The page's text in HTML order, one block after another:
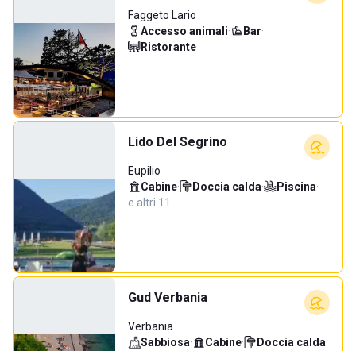
Faggeto Lario
Accesso animali· Bar·
Ristorante
Lido Del Segrino
Eupilio
Cabine· Doccia calda· Piscina·
e altri 11…
Gud Verbania
Verbania
Sabbiosa· Cabine· Doccia calda·